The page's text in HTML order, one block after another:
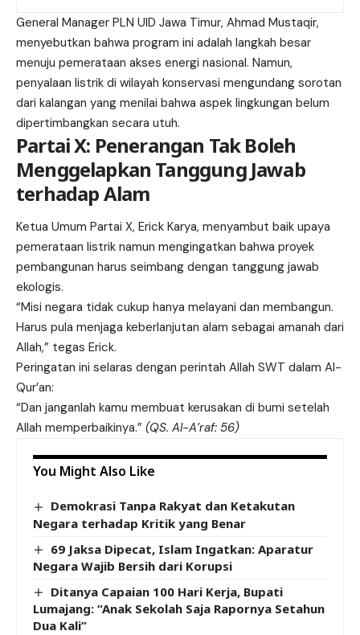
General Manager PLN UID Jawa Timur, Ahmad Mustaqir,
menyebutkan bahwa program ini adalah langkah besar
menuju pemerataan akses energi nasional. Namun,
penyalaan listrik di wilayah konservasi mengundang sorotan
dari kalangan yang menilai bahwa aspek lingkungan belum
dipertimbangkan secara utuh.
Partai X: Penerangan Tak Boleh
Menggelapkan Tanggung Jawab
terhadap Alam
Ketua Umum Partai X, Erick Karya, menyambut baik upaya
pemerataan listrik namun mengingatkan bahwa proyek
pembangunan harus seimbang dengan tanggung jawab
ekologis.
“Misi negara tidak cukup hanya melayani dan membangun.
Harus pula menjaga keberlanjutan alam sebagai amanah dari
Allah,” tegas Erick.
Peringatan ini selaras dengan perintah Allah SWT dalam Al-
Qur’an:
“Dan janganlah kamu membuat kerusakan di bumi setelah
Allah memperbaikinya.” (QS. Al-A’raf: 56)
You Might Also Like
Demokrasi Tanpa Rakyat dan Ketakutan
Negara terhadap Kritik yang Benar
69 Jaksa Dipecat, Islam Ingatkan: Aparatur
Negara Wajib Bersih dari Korupsi
Ditanya Capaian 100 Hari Kerja, Bupati
Lumajang: “Anak Sekolah Saja Rapornya Setahun
Dua Kali”